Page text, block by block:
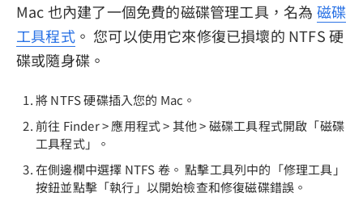
Mac 也內建了一個免費的磁碟管理工具，名為 磁碟
工具程式。 您可以使用它來修復已損壞的 NTFS 硬
碟或隨身碟。
將 NTFS 硬碟插入您的 Mac。
前往 Finder > 應用程式 > 其他 > 磁碟工具程式開啟「磁碟
工具程式」。
在側邊欄中選擇 NTFS 卷。 點擊工具列中的「修理工具」
按鈕並點擊「執行」以開始檢查和修復磁碟錯誤。